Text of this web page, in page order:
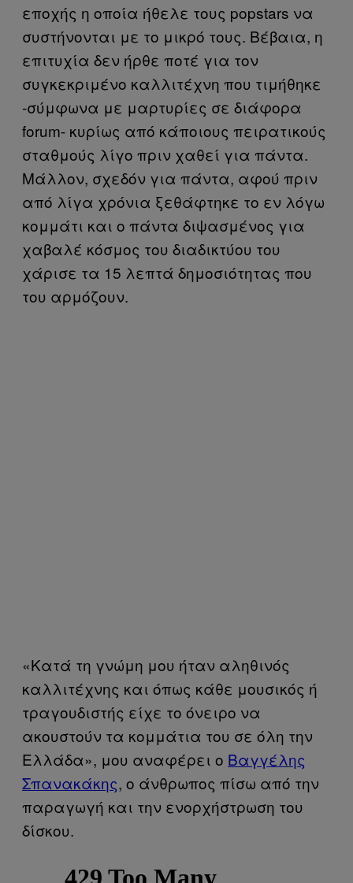
εποχής η οποία ήθελε τους popstars να
συστήνονται με το μικρό τους. Βέβαια, η
επιτυχία δεν ήρθε ποτέ για τον
συγκεκριμένο καλλιτέχνη που τιμήθηκε
-σύμφωνα με μαρτυρίες σε διάφορα
forum- κυρίως από κάποιους πειρατικούς
σταθμούς λίγο πριν χαθεί για πάντα.
Μάλλον, σχεδόν για πάντα, αφού πριν
από λίγα χρόνια ξεθάφτηκε το εν λόγω
κομμάτι και ο πάντα διψασμένος για
χαβαλέ κόσμος του διαδικτύου του
χάρισε τα 15 λεπτά δημοσιότητας που
του αρμόζουν.
«Κατά τη γνώμη μου ήταν αληθινός
καλλιτέχνης και όπως κάθε μουσικός ή
τραγουδιστής είχε το όνειρο να
ακουστούν τα κομμάτια του σε όλη την
Ελλάδα», μου αναφέρει ο Βαγγέλης
Σπανακάκης, ο άνθρωπος πίσω από την
παραγωγή και την ενορχήστρωση του
δίσκου.